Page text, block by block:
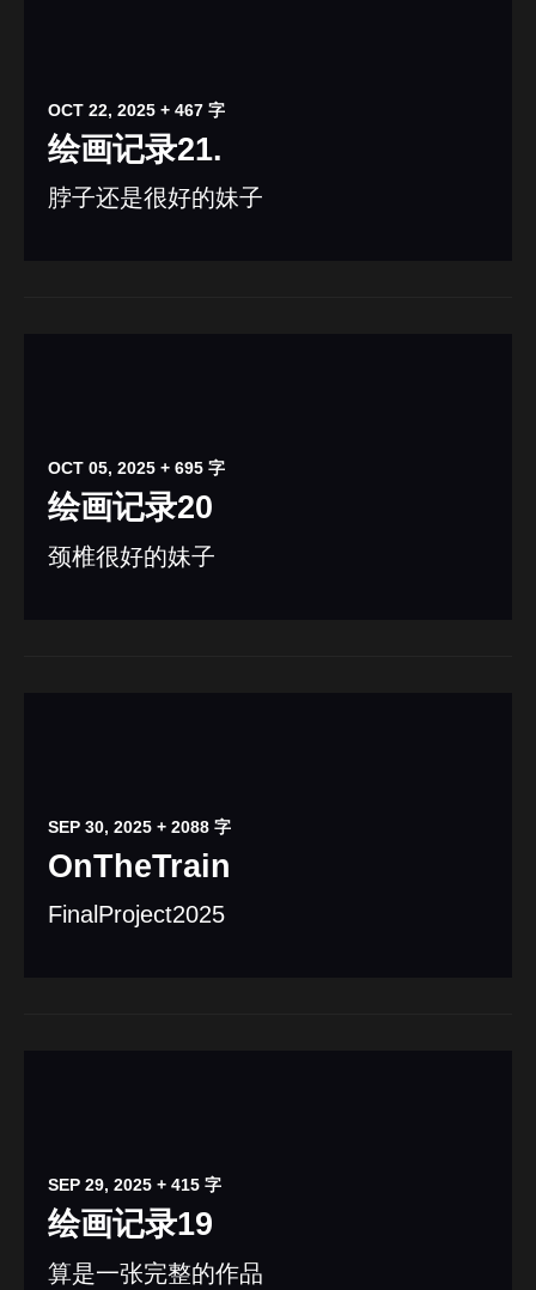
OCT 22, 2025 + 467 字
绘画记录21.
脖子还是很好的妹子
OCT 05, 2025 + 695 字
绘画记录20
颈椎很好的妹子
SEP 30, 2025 + 2088 字
OnTheTrain
FinalProject2025
SEP 29, 2025 + 415 字
绘画记录19
算是一张完整的作品